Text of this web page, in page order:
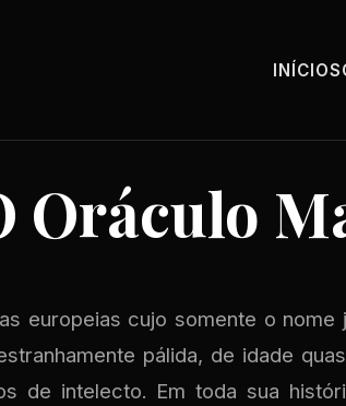
INÍCIO
Oráculo
europeias cujo somente o nome
pálida, de idade
de intelecto. Em toda sua